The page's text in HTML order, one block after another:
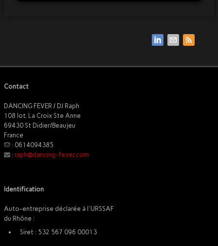
Contact
DANCING FEVER / DJ Raph
108 lot. La Croix Ste Anne
69430 St Didier/Beaujeu
France
: 0614094385
: raph@dancing-fever.com
Identification
Auto-entreprise déclarée à l'URSSAF
du Rhône :
Siret : 532 567 096 00013